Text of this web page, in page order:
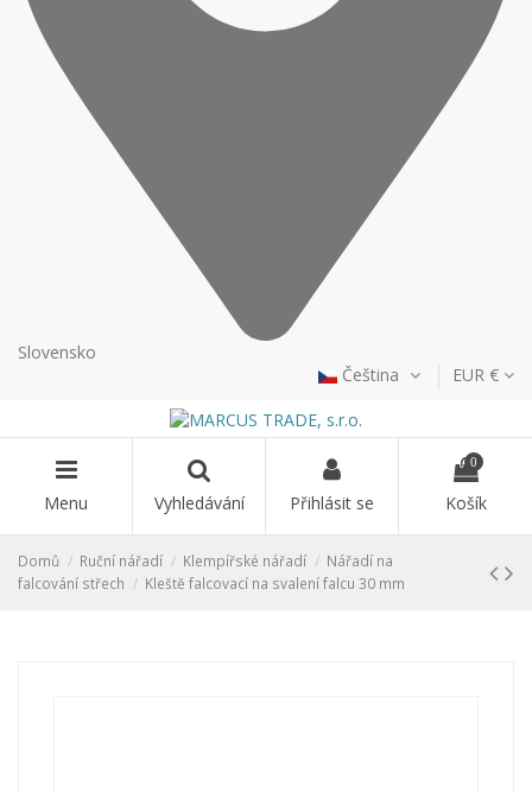
Slovensko
Čeština
EUR €
Menu Vyhledávání Přihlásit se
0
Košík
Domů Ruční nářadí Klempířské nářadí
Nářadí na
falcování střech
Kleště falcovací na svalení falcu 30 mm